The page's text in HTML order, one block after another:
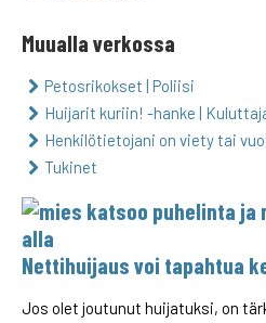
Muualla verkossa
Petosrikokset | Poliisi
Huijarit kuriin! -hanke |
Henkilötietojani on viety tai
Tukinet
Nettihuijaus voi tapahtua
Jos olet joutunut huijatuksi, on